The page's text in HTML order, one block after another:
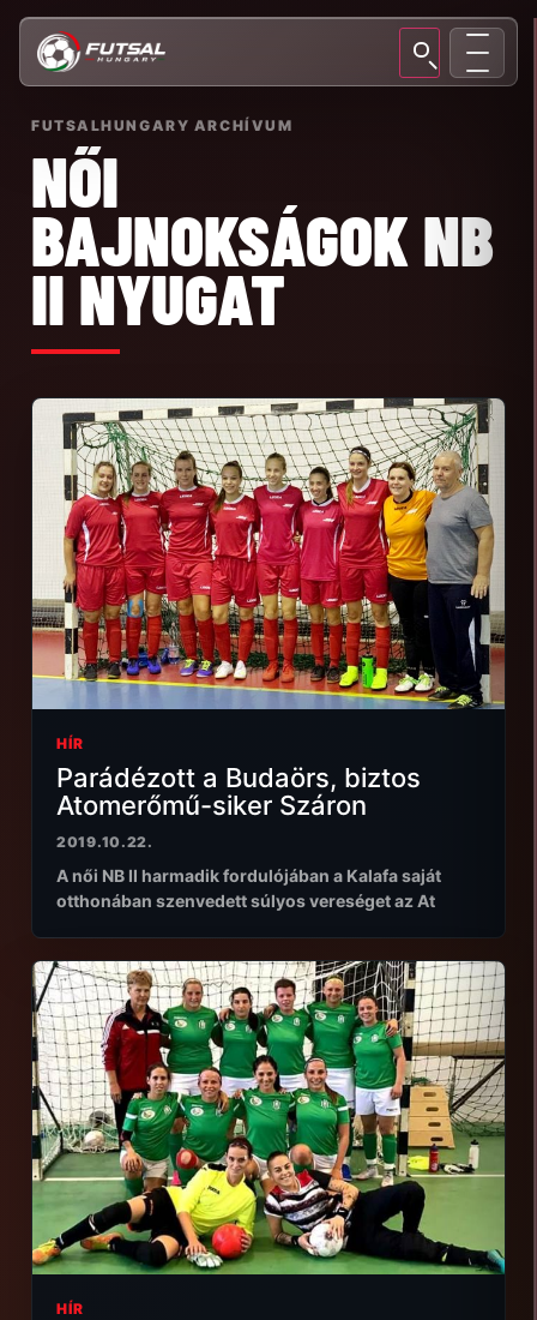
FUTSALHUNGARY ARCHÍVUM
NŐI
BAJNOKSÁGOK NB
II NYUGAT
HÍR
Parádézott a Budaörs, biztos
Atomerőmű-siker Száron
2019.10.22.
A női NB II harmadik fordulójában a Kalafa saját
otthonában szenvedett súlyos vereséget az At
HÍR